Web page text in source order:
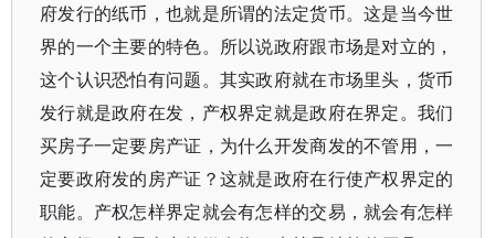
府发行的纸币，也就是所谓的法定货币。这是当今世
界的一个主要的特色。所以说政府跟市场是对立的，
这个认识恐怕有问题。其实政府就在市场里头，货币
发行就是政府在发，产权界定就是政府在界定。我们
买房子一定要房产证，为什么开发商发的不管用，一
定要政府发的房产证？这就是政府在行使产权界定的
职能。产权怎样界定就会有怎样的交易，就会有怎样